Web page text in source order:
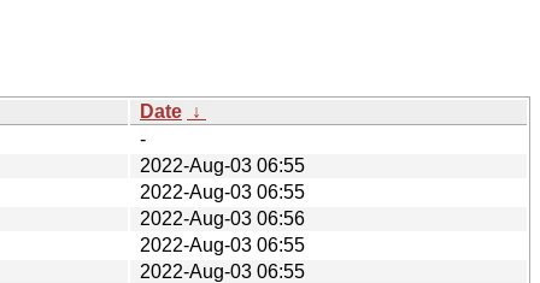
Date ↓
-
2022-Aug-03 06:55
2022-Aug-03 06:55
2022-Aug-03 06:56
2022-Aug-03 06:55
2022-Aug-03 06:55